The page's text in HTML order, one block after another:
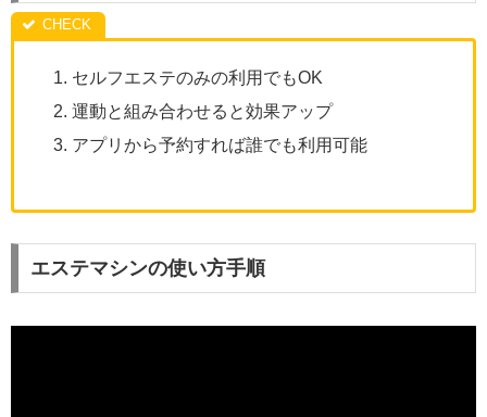
セルフエステのみの利用でもOK
運動と組み合わせると効果アップ
アプリから予約すれば誰でも利用可能
エステマシンの使い方手順